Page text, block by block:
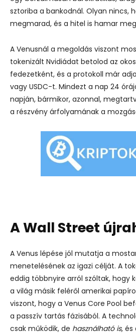
sztoriba a bankodnál. Olyan nincs,
megmarad, és a hitel is hamar
A Venusnál a megoldás viszont
tokenizált Nvidiádat betolod az
fedezetként, és a protokoll már
vagy USDC-t. Mindezt a nap 24
napján, bármikor, azonnal,
a részvény árfolyamának a
A Wall Street
A Venus lépése jól mutatja a
menetelésének az igazi célját. A
eddig többnyire arról szóltak, hogy
a világ másik feléről amerikai
viszont, hogy a Venus Core Pool
a passzív tartás fázisából. A
csak működik, de használható is, és